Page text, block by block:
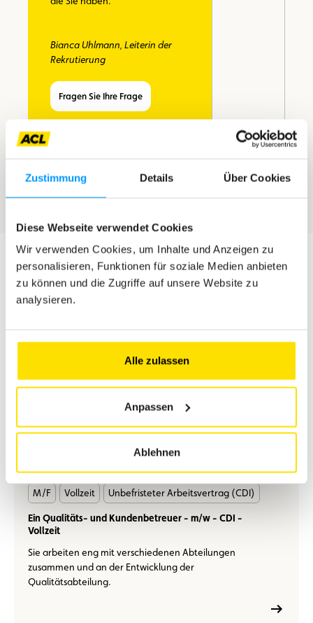
Zustimmung Details Über Cookies
Diese Webseite verwendet Cookies
Wir verwenden Cookies, um Inhalte und Anzeigen zu
personalisieren, Funktionen für soziale Medien anbieten
zu können und die Zugriffe auf unsere Website zu
analysieren.
Alle zulassen
Anpassen
Ablehnen
Bianca Uhlmann, Leiterin der
Rekrutierung
Fragen Sie Ihre Frage
Ähnliche Jobs
Kundenbetreuer für den Fuhrpark – m/w – unbefristeter
Vertrag – Vollzeit
En
M/F Vollzeit Unbefristeter Arbeitsvertrag (CDI)
Ein Qualitäts- und Kundenbetreuer - m/w - CDI -
Vollzeit
Sie arbeiten eng mit verschiedenen Abteilungen
zusammen und an der Entwicklung der
Qualitätsabteilung.
En
savoir